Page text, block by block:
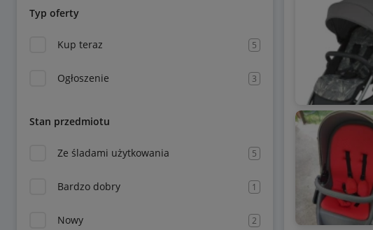
Typ oferty
Kup teraz 5
Ogłoszenie 3
Stan przedmiotu
Ze śladami użytkowania 5
Bardzo dobry 1
Nowy 2